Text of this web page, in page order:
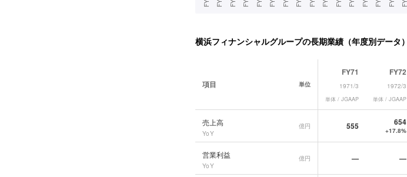
横浜フィナンシャルグループの長期業績（年度別データ）
項目 単位
FY71
1971/3
単体 / JGAAP
FY72
1972/3
単体 / JGAAP
売上高
YoY
億円 555 654
+17.8%
営業利益
YoY
億円 — —